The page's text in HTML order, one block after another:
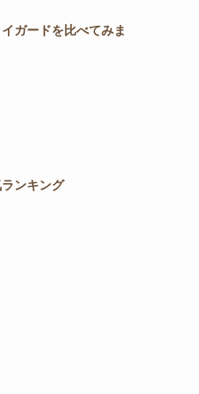
ガードを比べてみま
ンキング